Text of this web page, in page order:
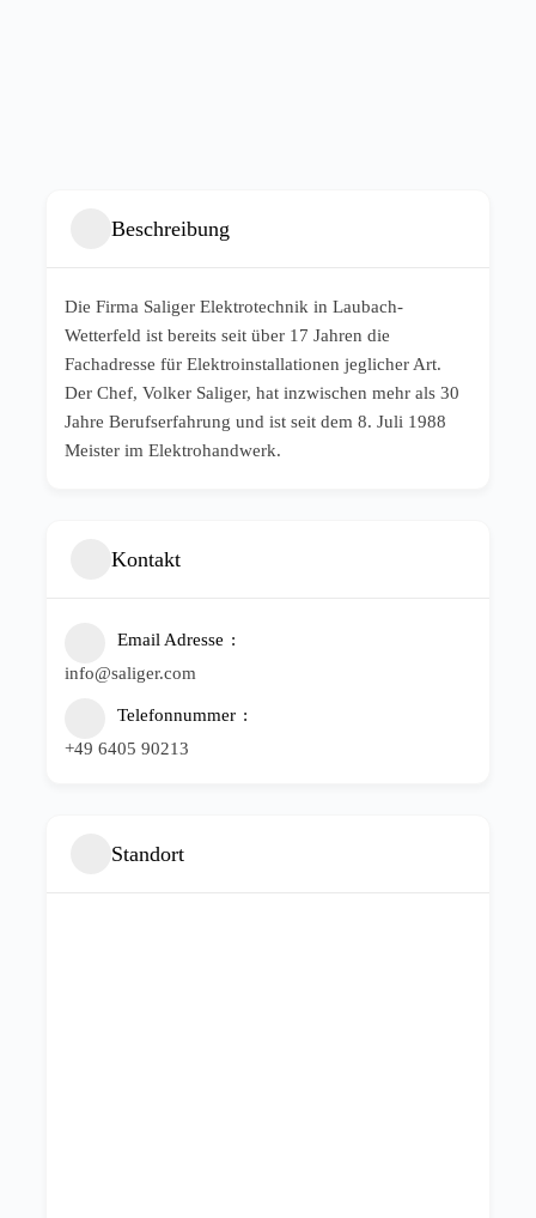
Beschreibung
Die Firma Saliger Elektrotechnik in Laubach-
Wetterfeld ist bereits seit über 17 Jahren die
Fachadresse für Elektroinstallationen jeglicher Art.
Der Chef, Volker Saliger, hat inzwischen mehr als 30
Jahre Berufserfahrung und ist seit dem 8. Juli 1988
Meister im Elektrohandwerk.
Kontakt
Email Adresse
info@saliger.com
Telefonnummer
+49 6405 90213
Standort